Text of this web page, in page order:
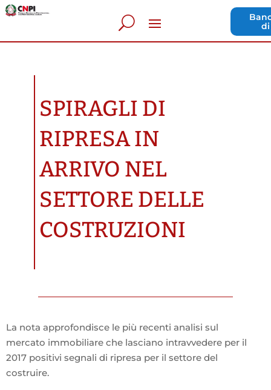
SPIRAGLI DI
RIPRESA IN
ARRIVO NEL
SETTORE DELLE
COSTRUZIONI
La nota approfondisce le più recenti analisi sul
mercato immobiliare che lasciano intravvedere per il
2017 positivi segnali di ripresa per il settore del
costruire.